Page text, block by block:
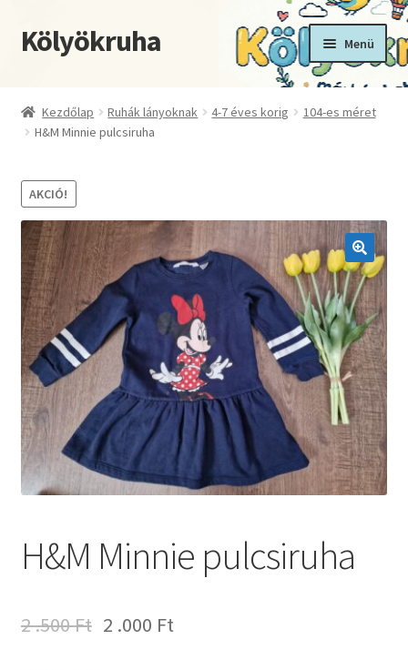
Ugrás
a
Kilépés
a
Kölyökruha Menü
Fiókom
Kosár
Pénztár
Termékek
Kezdőlap Ruhák lányoknak 4-7 éves korig
104-es méret
H&M Minnie pulcsiruha
AKCIÓ!
🔍
H&M Minnie pulcsiruha
2 .500Ft 2 .000 Ft